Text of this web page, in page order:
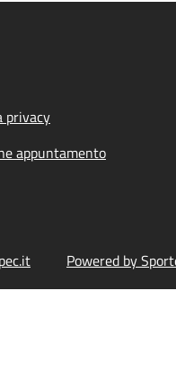
privacy
appuntamento
Powered by